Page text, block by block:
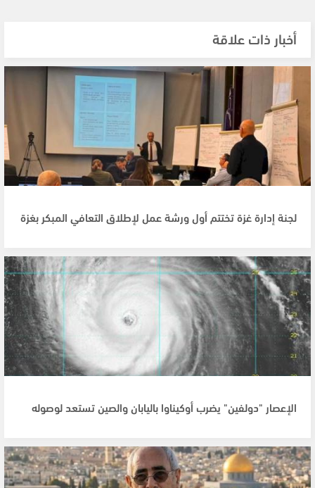
أخبار ذات علاقة
لجنة إدارة غزة تختتم أول ورشة عمل لإطلاق التعافي المبكر بغزة
الإعصار "دولفين" يضرب أوكيناوا باليابان والصين تستعد لوصوله